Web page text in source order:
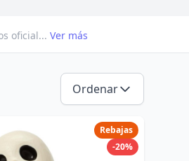
oficial... Ver más
Ordenar
Rebajas
-20%